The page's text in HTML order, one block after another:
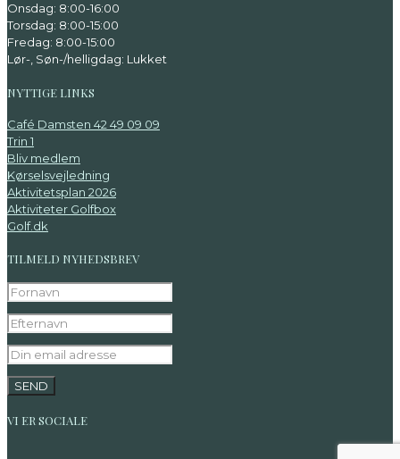
Onsdag: 8:00-16:00
Torsdag: 8:00-15:00
Fredag: 8:00-15:00
Lør-, Søn-/helligdag: Lukket
NYTTIGE LINKS
Café Damsten 42 49 09 09
Trin 1
Bliv medlem
Kørselsvejledning
Aktivitetsplan 2026
Aktiviteter Golfbox
Golf.dk
TILMELD NYHEDSBREV
VI ER SOCIALE